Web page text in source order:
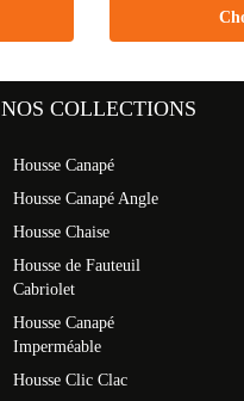
NOS COLLECTIONS
Housse Canapé
Housse Canapé Angle
Housse Chaise
Housse de Fauteuil
Cabriolet
Housse Canapé
Imperméable
Housse Clic Clac